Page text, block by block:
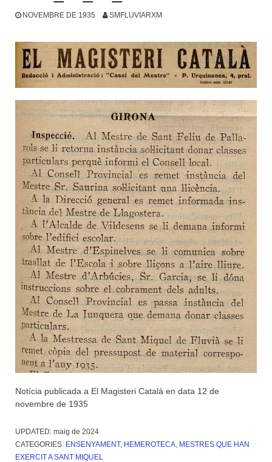
NOVEMBRE DE 1935 SMFLUVIARXM
Notícia publicada a El Magisteri Català en data 12 de
novembre de 1935
UPDATED: maig de 2024
CATEGORIES: ENSENYAMENT, HEMEROTECA MESTRES QUE HAN
EXERCIT A SANT MIQUEL